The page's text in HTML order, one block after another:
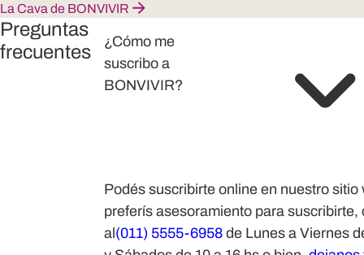
La Cava de BONVIVIR
Preguntas
frecuentes
¿Cómo me
suscribo a
BONVIVIR?
Podés suscribirte online en nuestro sitio
preferís asesoramiento para suscribirte,
al (011) 5555-6958 de Lunes a Viernes